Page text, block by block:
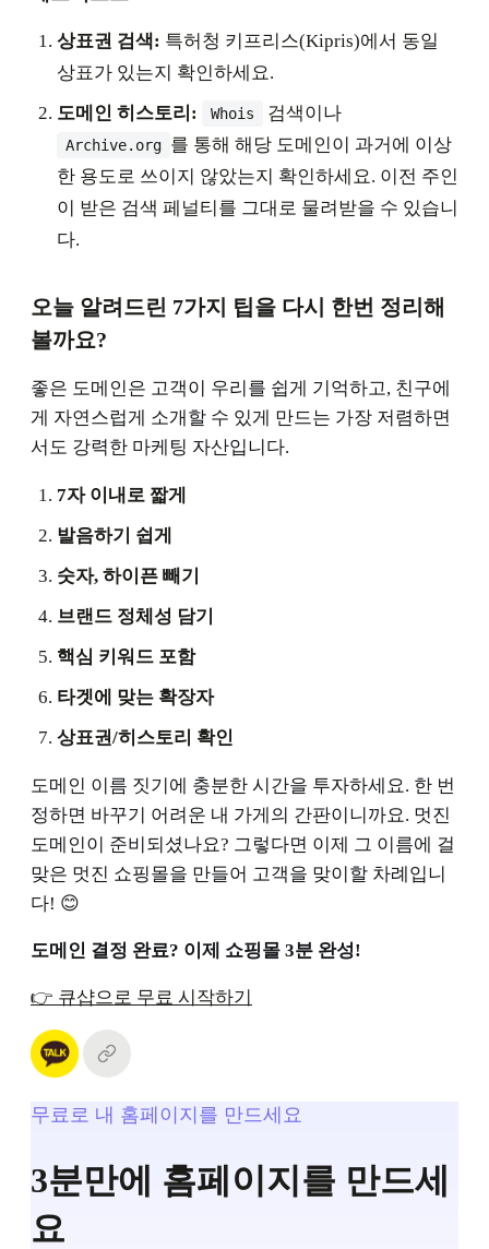
상표권 검색: 특허청 키프리스(Kipris)에서 동일
상표가 있는지 확인하세요.
도메인 히스토리:
Whois 검색이나
Archive.org 를 통해 해당 도메인이 과거에 이상
한 용도로 쓰이지 않았는지 확인하세요. 이전 주인
이 받은 검색 페널티를 그대로 물려받을 수 있습니
다.
오늘 알려드린 7가지 팁을 다시 한번 정리해
볼까요?
좋은 도메인은 고객이 우리를 쉽게 기억하고, 친구에
게 자연스럽게 소개할 수 있게 만드는 가장 저렴하면
서도 강력한 마케팅 자산입니다.
7자 이내로 짧게
발음하기 쉽게
숫자, 하이픈 빼기
브랜드 정체성 담기
핵심 키워드 포함
타겟에 맞는 확장자
상표권/히스토리 확인
도메인 이름 짓기에 충분한 시간을 투자하세요. 한 번
정하면 바꾸기 어려운 내 가게의 간판이니까요. 멋진
도메인이 준비되셨나요? 그렇다면 이제 그 이름에 걸
맞은 멋진 쇼핑몰을 만들어 고객을 맞이할 차례입니
다! 😊
도메인 결정 완료? 이제 쇼핑몰 3분 완성!
👉 큐샵으로 무료 시작하기
무료로 내 홈페이지를 만드세요
3분만에 홈페이지를 만드세
요